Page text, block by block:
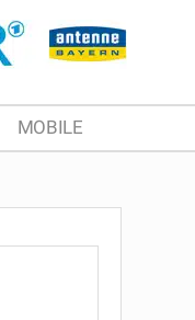
MOBILE